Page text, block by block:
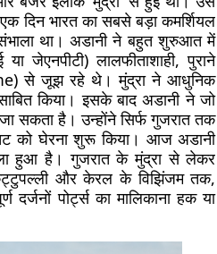
दिन भारत का सबसे बड़ा कमर्शियल
संभाला था। अडानी ने बहुत शुरुआत में
जेएनपीटी) लालफीताशाही, पुराने
से जूझ रहे थे। मुंद्रा ने आधुनिक
किया। इसके बाद अडानी ने जो
सकता है। उन्होंने सिर्फ गुजरात तक
को घेरना शुरू किया। आज अडानी
हुआ है। गुजरात के मुंद्रा से लेकर
और केरल के विझिंजम तक,
पोर्ट्स का मालिकाना हक या